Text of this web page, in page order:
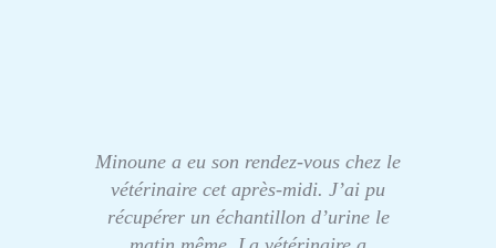
Minoune a eu son rendez-vous chez le
vétérinaire cet après-midi. J’ai pu
récupérer un échantillon d’urine le